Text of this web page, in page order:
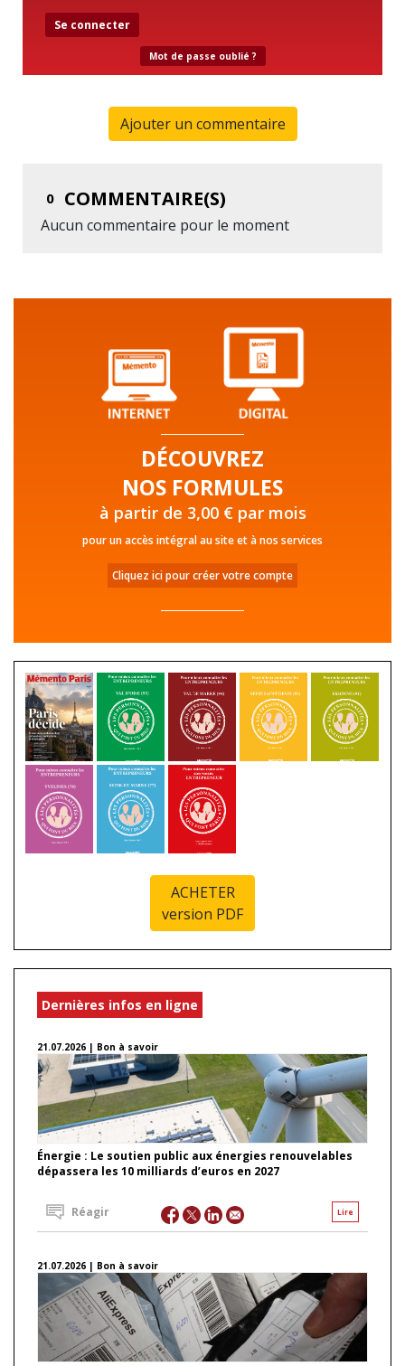
Se connecter
Mot de passe oublié ?
Ajouter un commentaire
0 COMMENTAIRE(S)
Aucun commentaire pour le moment
DÉCOUVREZ
NOS FORMULES
à partir de 3,00 € par mois
pour un accès intégral au site et à nos services
Cliquez ici pour créer votre compte
ACHETER
version PDF
Dernières infos en ligne
21.07.2026 | Bon à savoir
Énergie : Le soutien public aux énergies renouvelables
dépassera les 10 milliards d’euros en 2027
Lire
Réagir
21.07.2026 | Bon à savoir